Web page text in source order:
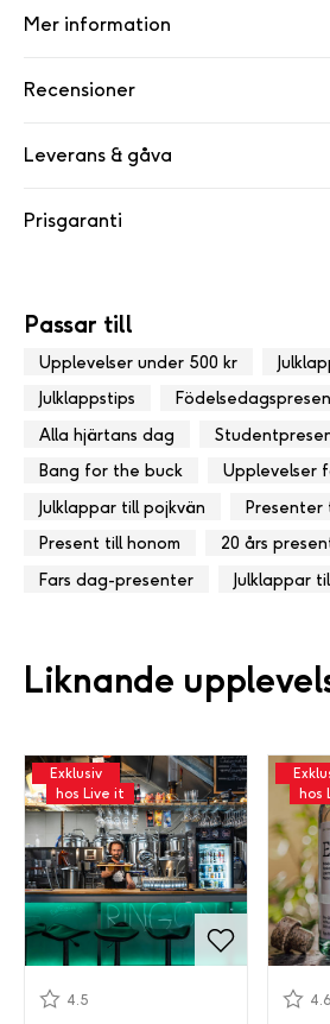
Mer information
Recensioner
Leverans & gåva
Prisgaranti
Passar till
Upplevelser under 500 kr
Julklappstips
Alla hjärtans dag
Bang for the buck
Upplevelser
Julklappar till pojkvän
Presenter
Present till honom
20 års
Fars dag-presenter
Julklappar
Liknande
Exklusiv
hos Live it
4.5
hos
4.6